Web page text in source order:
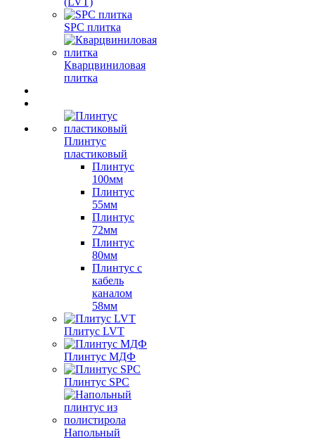
SPC плитка
Кварцвиниловая
плитка
Плинтус
пластиковый
Плинтус
100мм
Плинтус
55мм
Плинтус
72мм
Плинтус
80мм
Плинтус с
кабель
каналом
58мм
Плитус LVT
Плинтус МДФ
Плинтус SPC
Напольный